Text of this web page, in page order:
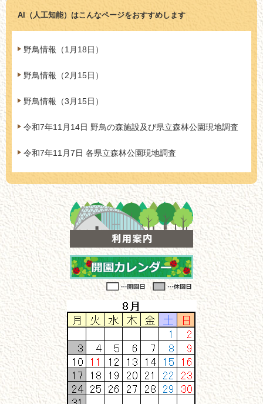
AI（人工知能）はこんなページをおすすめします
野鳥情報（1月18日）
野鳥情報（2月15日）
野鳥情報（3月15日）
令和7年11月14日 野鳥の森施設及び県立森林公園現地調査
令和7年11月7日 各県立森林公園現地調査